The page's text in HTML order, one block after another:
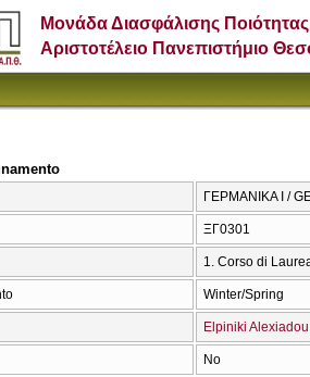
Μονάδα Διασφάλισης Ποιότητας
Αριστοτέλειο Πανεπιστήμιο
ΓΕΡΜΑΝΙΚΑ Ι /
ΞΓ0301
1. Corso di
Winter/Spring
Elpiniki Alexiadou
No